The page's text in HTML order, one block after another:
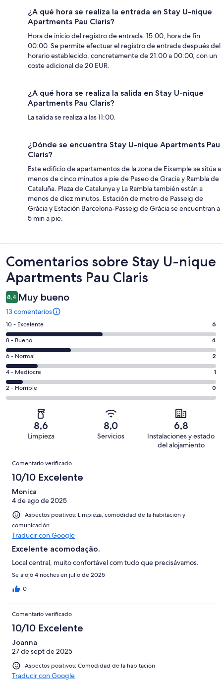
¿A qué hora se realiza la entrada en Stay U-nique
Apartments Pau Claris?
Hora de inicio del registro de entrada: 15:00; hora de fin:
00:00. Se permite efectuar el registro de entrada después del
horario establecido, concretamente de 21:00 a 00:00, con un
coste adicional de 20 EUR.
¿A qué hora se realiza la salida en Stay U-nique
Apartments Pau Claris?
La salida se realiza a las 11:00.
¿Dónde se encuentra Stay U-nique Apartments Pau
Claris?
Este edificio de apartamentos de la zona de Eixample se sitúa a
menos de cinco minutos a pie de Paseo de Gracia y Rambla de
Cataluña. Plaza de Catalunya y La Rambla también están a
menos de diez minutos. Estación de metro de Passeig de
Gràcia y Estación Barcelona-Passeig de Gràcia se encuentran a
5 min a pie.
Comentarios
Comentarios sobre Stay U-nique
Apartments Pau Claris
8,4 Muy bueno
13 comentarios
6
comentarios
de
un
total
de
13
con
puntuación
Excelente
10 - Excelente 6
4
comentarios
de
un
total
de
puntuación
Bueno
8 - Bueno 4
2
comentarios
de
un
total
de
Normal
6 - Normal 2
1
comentarios
de
puntuación
de
4 - Mediocre 1
0
comentarios
con
una
puntuación
de
Horrible
2 - Horrible 0
8,6
Limpieza
8,0
Servicios
6,8
Instalaciones y estado
del alojamiento
Comentarios
Comentario verificado
10/10 Excelente
Monica
4 de ago de 2025
Aspectos positivos: Limpieza, comodidad de la habitación y
comunicación
Traducir con Google
Excelente acomodação.
Local central, muito confortável com tudo que precisávamos.
Se alojó 4 noches en julio de 2025
0
Comentario verificado
10/10 Excelente
Joanna
27 de sept de 2025
Aspectos positivos: Comodidad de la habitación
Traducir con Google